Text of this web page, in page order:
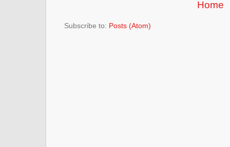
Home
Subscribe to: Posts (Atom)